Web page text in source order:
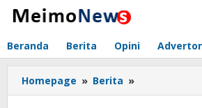
Lewati
Beranda Berita Opini
Homepage » Berita »
SulutGo